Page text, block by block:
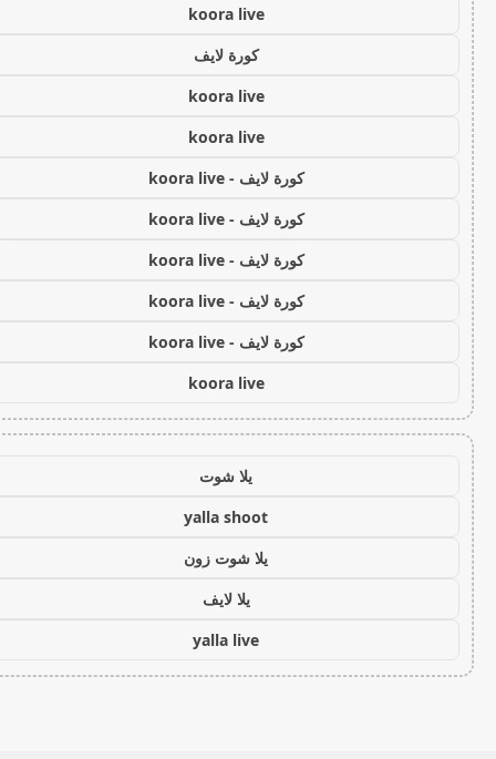
koora live
كورة لايف
koora live
koora live
كورة لايف - koora live
كورة لايف - koora live
كورة لايف - koora live
كورة لايف - koora live
كورة لايف - koora live
koora live
يلا شوت
yalla shoot
يلا شوت زون
يلا لايف
yalla live